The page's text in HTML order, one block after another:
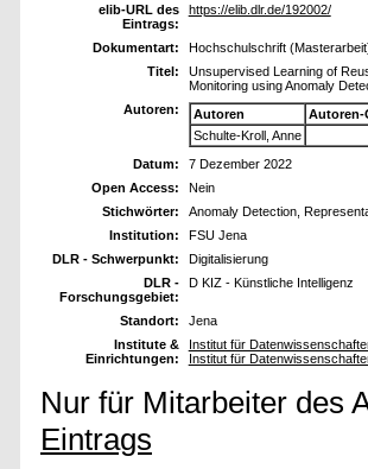
elib-URL des
Eintrags:
https://elib.dlr.de/192002/
Dokumentart:
Hochschulschrift
Titel:
Unsupervised Learning of
Monitoring using Anomaly
Autoren:
Autoren
Autoren-
Schulte-Kroll, Anne
Datum:
7 Dezember 2022
Open Access:
Nein
Stichwörter:
Anomaly Detection,
Institution:
FSU Jena
DLR - Schwerpunkt:
Digitalisierung
DLR -
Forschungsgebiet:
D KIZ - Künstliche Intelligenz
Standort:
Jena
Institute &
Einrichtungen:
Institut für
Institut für
Nur für Mitarbeiter des
Eintrags